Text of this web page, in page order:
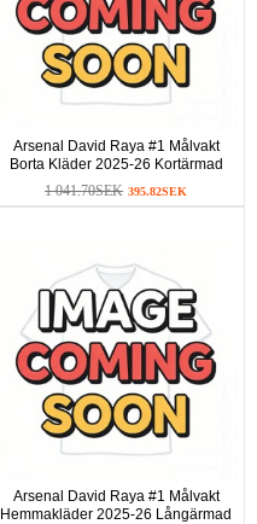
Arsenal David Raya #1 Målvakt
Borta Kläder 2025-26 Kortärmad
1 041.70SEK 395.82SEK
Arsenal David Raya #1 Målvakt
Hemmakläder 2025-26 Långärmad